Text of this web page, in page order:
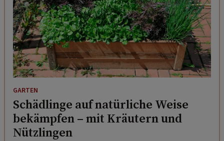
GARTEN
Schädlinge auf natürliche Weise
bekämpfen – mit Kräutern und
Nützlingen